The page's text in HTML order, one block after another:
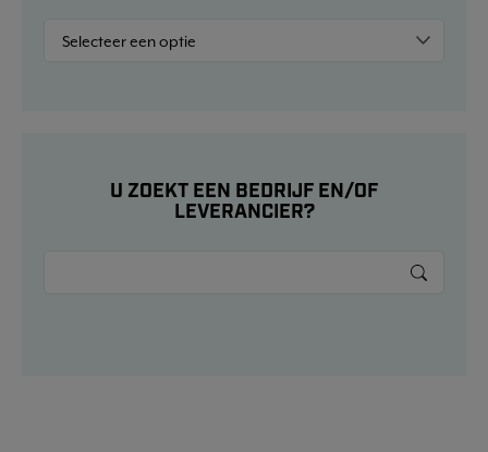
U ZOEKT EEN BEDRIJF EN/OF
LEVERANCIER?